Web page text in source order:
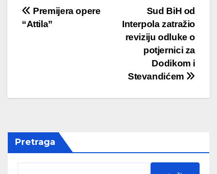
Sud BiH od
Interpola zatražio
reviziju odluke o
potjernici za
Dodikom i
Stevandićem
Premijera opere
“Attila”
Pretraga